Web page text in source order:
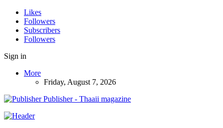
Likes
Followers
Subscribers
Followers
Sign in
More
Friday, August 7, 2026
Publisher - Thaaii magazine